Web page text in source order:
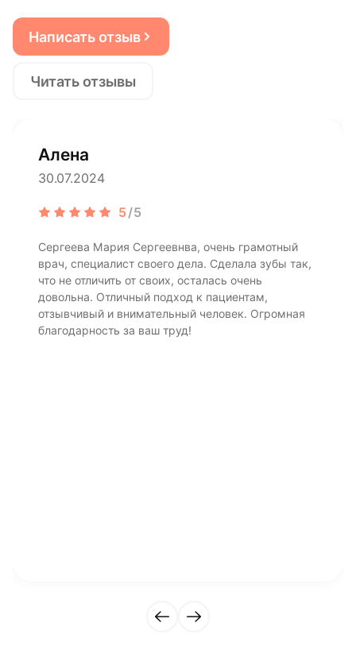
Написать отзыв
Читать отзывы
Алена
30.07.2024
5/5
Сергеева Мария Сергеевнва, очень грамотный
врач, специалист своего дела. Сделала зубы так,
что не отличить от своих, осталась очень
довольна. Отличный подход к пациентам,
отзывчивый и внимательный человек. Огромная
благодарность за ваш труд!